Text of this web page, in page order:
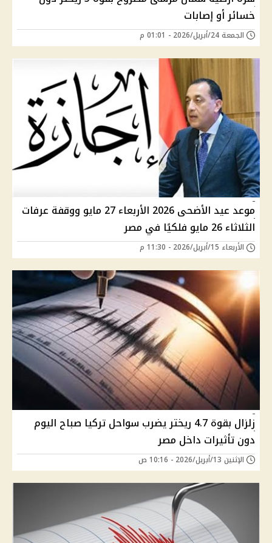
خسائر أو إصابات
الجمعة 24/أبريل/2026 - 01:01 م
موعد عيد الأضحى 2026 الأربعاء 27 مايو ووقفة عرفات
الثلاثاء 26 مايو فلكيًا في مصر
الأربعاء 15/أبريل/2026 - 11:30 م
زلزال بقوة 4.7 ريختر يضرب سواحل تركيا صباح اليوم
دون تأثيرات داخل مصر
الإثنين 13/أبريل/2026 - 10:16 ص